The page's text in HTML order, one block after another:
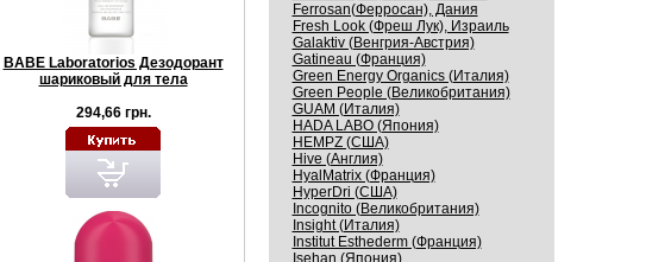
BABE Laboratorios Дезодорант
шариковый для тела
294,66 грн.
Ferrosan(Ферросан), Дания
Fresh Look (Фреш Лук), Израиль
Galaktiv (Венгрия-Австрия)
Gatineau (Франция)
Green Energy Organics (Италия)
Green People (Великобритания)
GUAM (Италия)
HADA LABO (Япония)
HEMPZ (США)
Hive (Англия)
HyalMatrix (Франция)
HyperDri (США)
Incognito (Великобритания)
Insight (Италия)
Institut Esthederm (Франция)
Isehan (Япония)